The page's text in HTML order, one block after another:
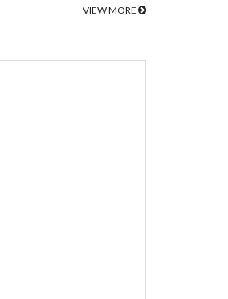
VIEW MORE